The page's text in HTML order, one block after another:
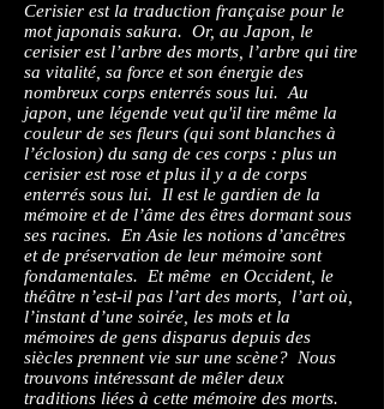
Cerisier est la traduction française pour le
mot japonais sakura. Or, au Japon, le
cerisier est l’arbre des morts, l’arbre qui tire
sa vitalité, sa force et son énergie des
nombreux corps enterrés sous lui. Au
japon, une légende veut qu'il tire même la
couleur de ses fleurs (qui sont blanches à
l’éclosion) du sang de ces corps : plus un
cerisier est rose et plus il y a de corps
enterrés sous lui. Il est le gardien de la
mémoire et de l’âme des êtres dormant sous
ses racines. En Asie les notions d’ancêtres
et de préservation de leur mémoire sont
fondamentales. Et même en Occident, le
théâtre n’est-il pas l’art des morts, l’art où,
l’instant d’une soirée, les mots et la
mémoires de gens disparus depuis des
siècles prennent vie sur une scène? Nous
trouvons intéressant de mêler deux
traditions liées à cette mémoire des morts.